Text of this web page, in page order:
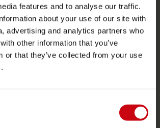
features and to analyse our traffic.
about your use of our site with
advertising and analytics partners who
other information that you’ve
or that they’ve collected from your use
DE PRODUIT